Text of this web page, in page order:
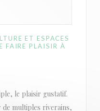
ET ESPACES
FAIRE PLAISIR À
le plaisir gustatif.
de multiples riverains,